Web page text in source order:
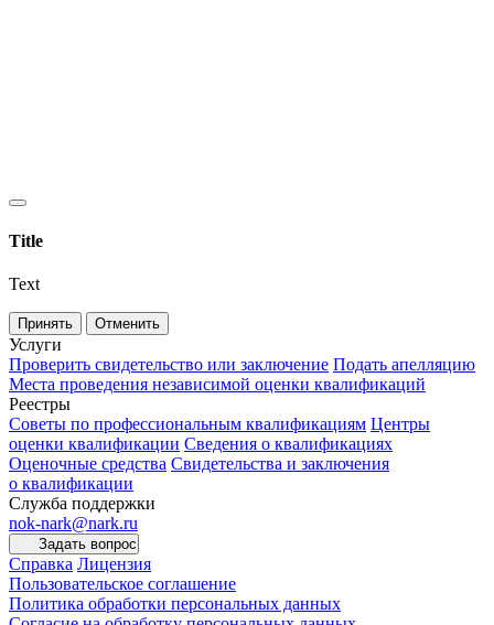
Title
Text
Принять Отменить
Услуги
Проверить свидетельство или заключение Подать апелляцию
Места проведения независимой оценки квалификаций
Реестры
Советы по профессиональным квалификациям Центры
оценки квалификации Сведения о квалификациях
Оценочные средства Свидетельства и заключения
о квалификации
Служба поддержки
nok-nark@nark.ru
Задать вопрос
Справка Лицензия
Пользовательское соглашение
Политика обработки персональных данных